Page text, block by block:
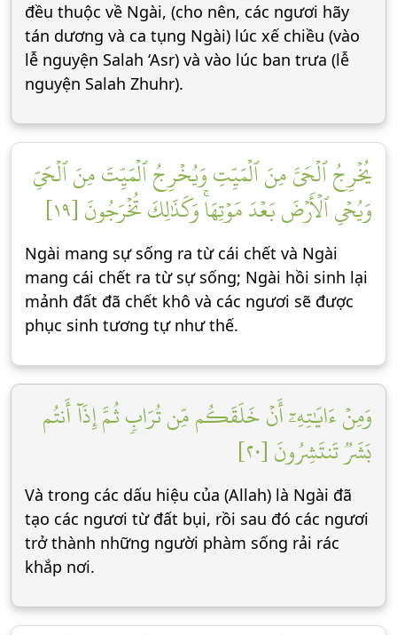
đều thuộc về Ngài, (cho nên, các ngươi hãy
tán dương và ca tụng Ngài) lúc xế chiều (vào
lễ nguyện Salah ‘Asr) và vào lúc ban trưa (lễ
nguyện Salah Zhuhr).
يُخۡرِجُ ٱلۡحَيَّ مِنَ ٱلۡمَيِّتِ وَيُخۡرِجُ ٱلۡمَيِّتَ مِنَ ٱلۡحَيِّ
وَيُحۡيِ ٱلۡأَرۡضَ بَعۡدَ مَوۡتِهَاۚ وَكَذَٰلِكَ تُخۡرَجُونَ [١٩]
Ngài mang sự sống ra từ cái chết và Ngài
mang cái chết ra từ sự sống; Ngài hồi sinh lại
mảnh đất đã chết khô và các ngươi sẽ được
phục sinh tương tự như thế.
وَمِنۡ ءَايَٰتِهِۦٓ أَنۡ خَلَقَكُم مِّن تُرَابٖ ثُمَّ إِذَآ أَنتُم
بَشَرٞ تَنتَشِرُونَ [٢٠]
Và trong các dấu hiệu của (Allah) là Ngài đã
tạo các ngươi từ đất bụi, rồi sau đó các ngươi
trở thành những người phàm sống rải rác
khắp nơi.